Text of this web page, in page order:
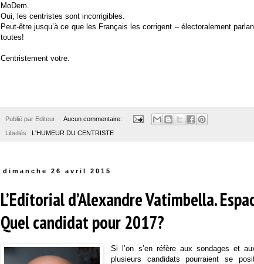
MoDem.
Oui, les centristes sont incorrigibles.
Peut-être jusqu’à ce que les Français les corrigent – électoralement
toutes!
Centristement votre.
Publié par Editeur Aucun commentaire:
Libellés : L'HUMEUR DU CENTRISTE
dimanche 26 avril 2015
L’Editorial d’Alexandre Vatimbella.
Quel candidat pour 2017?
Si l’on s’en réfère aux sondages et
plusieurs candidats pourraient se